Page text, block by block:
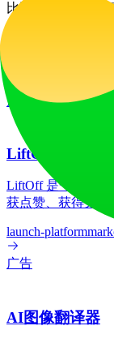
比以往更快、更便
Google
广告
LiftOff
LiftOff 是一个面向
获点赞、获得关注
launch-platform
广告
AI图像翻译器